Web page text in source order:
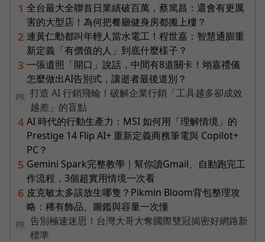
1 全台最大全聯首日業績破百萬，蔡篤昌：還會有更厲
害的大型店！為何把餐廳健身房都搬上樓？
2 連黃仁勳都叫年輕人當水電工！程世嘉：智慧通膨重
新定義「有價值的人」到底什麼樣子？
3 一張遺照「開口」說話，中間有8道關卡！翊嘉禮儀
怎麼做出AI告別式，讓逝者最後道別？
PR
打造 AI 行銷飛輪！破解企業行銷「工具越多卻成效
越差」的盲點
4 AI 時代的行動生產力：MSI 如何用「理解情境」的
Prestige 14 Flip AI+ 重新定義商務筆電與 Copilot+
PC？
5 Gemini Spark完整教學｜幫你讀Gmail、自動跑完工
作流程，3個超實用情境一次看
6 皮克敏太多該放生哪隻？Pikmin Bloom背包整理攻
略：稀有飾品、圖鑑與容量一次懂
PR
告別極速迷思！台灣大哥大奪國際雙冠揭密好網路新
標準